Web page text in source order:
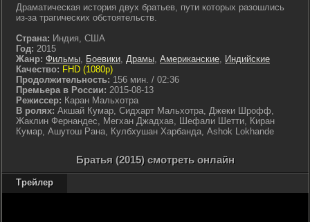
Драматическая история двух братьев, пути которых разошлись
из-за трагических обстоятельств.
Страна: Индия, США
Год: 2015
Жанр: Фильмы, Боевики, Драмы, Американские, Индийские
Качество: FHD (1080p)
Продолжительность: 156 мин. / 02:36
Премьера в России: 2015-08-13
Режиссер: Каран Мальхотра
В ролях: Акшай Кумар, Сидхарт Мальхотра, Джеки Шрофф,
Жаклин Фернандес, Мегхан Джадхав, Шефали Шетти, Киран
Кумар, Ашутош Рана, Кулбхушан Харбанда, Ashok Lokhande
Братья (2015) смотреть онлайн
Трейлер